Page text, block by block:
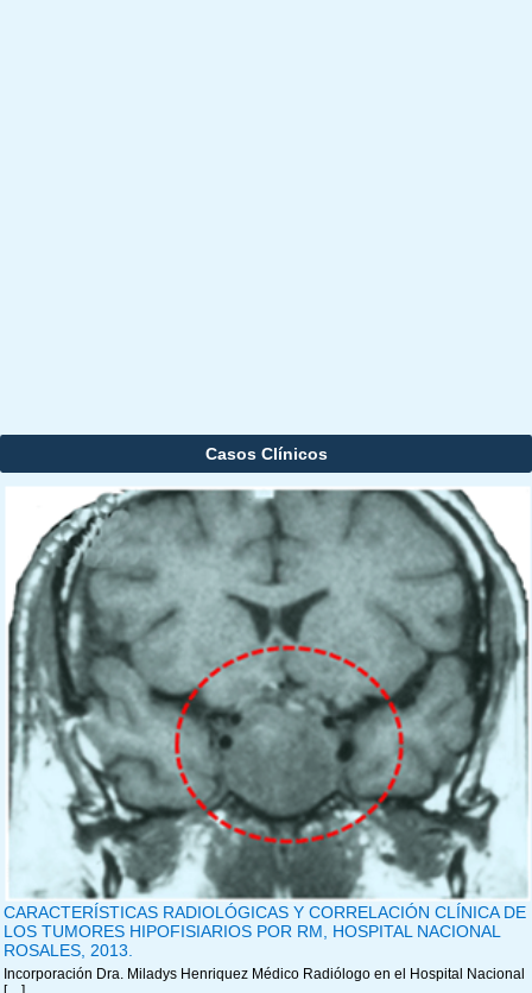
Casos Clínicos
CARACTERÍSTICAS RADIOLÓGICAS Y CORRELACIÓN CLÍNICA DE
LOS TUMORES HIPOFISIARIOS POR RM, HOSPITAL NACIONAL
ROSALES, 2013.
Incorporación Dra. Miladys Henriquez Médico Radiólogo en el Hospital Nacional